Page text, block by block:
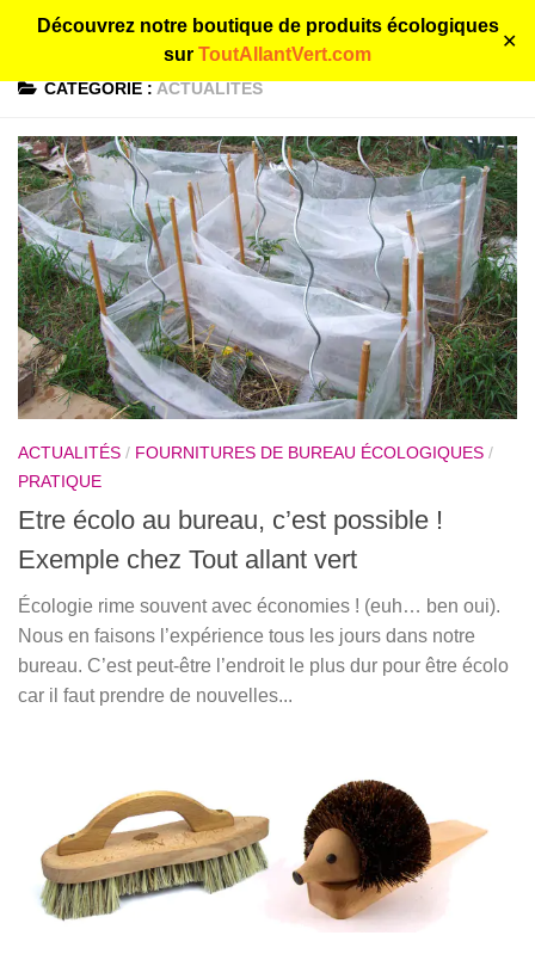
Découvrez notre boutique de produits écologiques
sur ToutAllantVert.com
✕
Skip to content Tout allant vert, le guide des produits écolos et bios
CATÉGORIE : ACTUALITÉS
ACTUALITÉS / FOURNITURES DE BUREAU ÉCOLOGIQUES /
PRATIQUE
Etre écolo au bureau, c’est possible !
Exemple chez Tout allant vert
Écologie rime souvent avec économies ! (euh… ben oui).
Nous en faisons l’expérience tous les jours dans notre
bureau. C’est peut-être l’endroit le plus dur pour être écolo
car il faut prendre de nouvelles...